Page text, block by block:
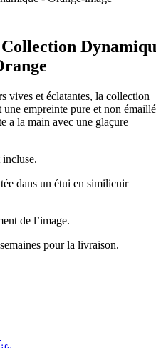
vives et éclatantes, la collection
empreinte pure et non
a la main avec une glaçure
dans un étui en similicuir
de l’image.
pour la livraison.